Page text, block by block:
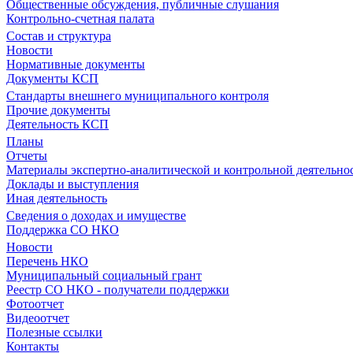
Общественные обсуждения, публичные слушания
Контрольно-счетная палата
Состав и структура
Новости
Нормативные документы
Документы КСП
Стандарты внешнего муниципального контроля
Прочие документы
Деятельность КСП
Планы
Отчеты
Материалы экспертно-аналитической и контрольной
Доклады и выступления
Иная деятельность
Сведения о доходах и имуществе
Поддержка СО НКО
Новости
Перечень НКО
Муниципальный социальный грант
Реестр СО НКО - получатели поддержки
Фотоотчет
Видеоотчет
Полезные ссылки
Контакты